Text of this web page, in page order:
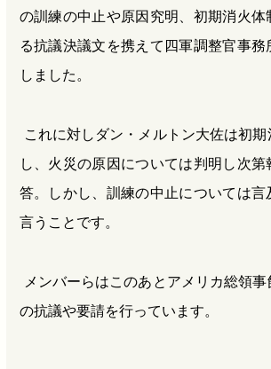
の訓練の中止や原因究明、初期消火体
る抗議決議文を携えて四軍調整官事務
しました。
これに対しダン・メルトン大佐は初
し、火災の原因については判明し次第
答。しかし、訓練の中止については言
言うことです。
メンバーらはこのあとアメリカ総領
の抗議や要請を行っています。